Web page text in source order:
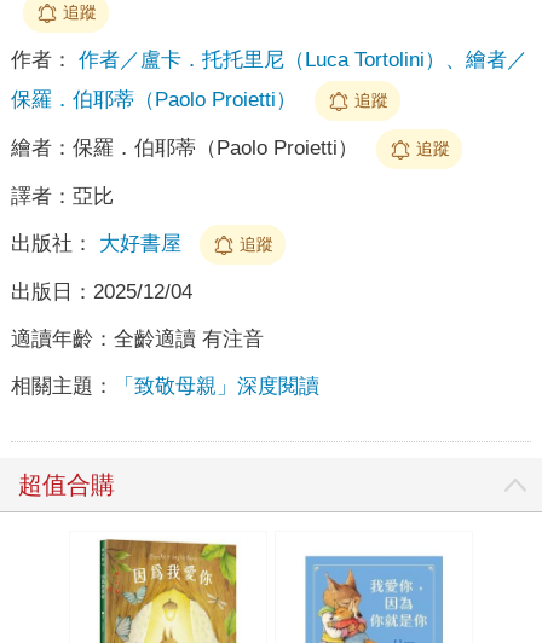
追蹤
作者：
作者／盧卡．托托里尼（Luca Tortolini）、繪者／
保羅．伯耶蒂（Paolo Proietti）
追蹤
繪者： 保羅．伯耶蒂（Paolo Proietti） 追蹤
譯者： 亞比
出版社： 大好書屋 追蹤
出版日： 2025/12/04
適讀年齡： 全齡適讀 有注音
相關主題： 「致敬母親」深度閱讀
超值合購